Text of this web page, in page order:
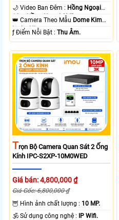
🌙 Video Ban Đêm : Hồng Ngoại
10m Hồng Ngoại SMD.
👑 Camera Theo Mẫu Dome Kim
loại + Nhựa.
️ƒ Điểm Nỗi Bật :Thu Âm.
TRọn Bộ Camera Quan Sát 2 Ống
Kính IPC-S2XP-10M0WED
Giá bán: 4,800,000 ₫
Giá Gốc: 6,800,000 ₫
🦉 Hình ảnh chất lượng : 10 MP.
🕉️ Sử dụng công nghệ : IP Wifi.